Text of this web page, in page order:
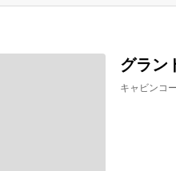
グラン
キャビンコ